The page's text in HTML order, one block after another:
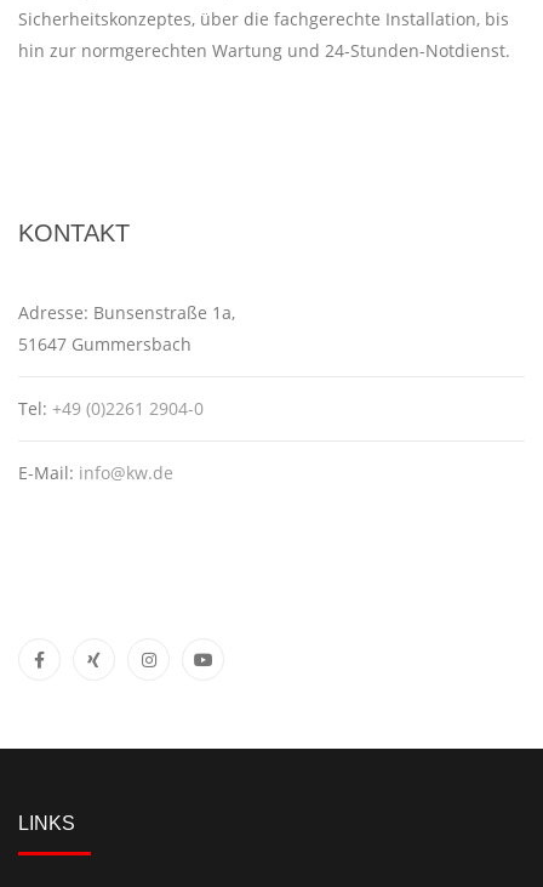
Sicherheitskonzeptes, über die fachgerechte Installation, bis
hin zur normgerechten Wartung und 24-Stunden-Notdienst.
KONTAKT
Adresse: Bunsenstraße 1a,
51647 Gummersbach
Tel: +49 (0)2261 2904-0
E-Mail: info@kw.de
LINKS